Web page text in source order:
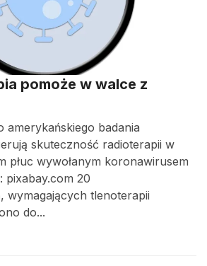
pomoże w walce z
amerykańskiego badania
skuteczność radioterapii w
płuc wywołanym koronawirusem
pixabay.com 20
wymagających tlenoterapii
do...